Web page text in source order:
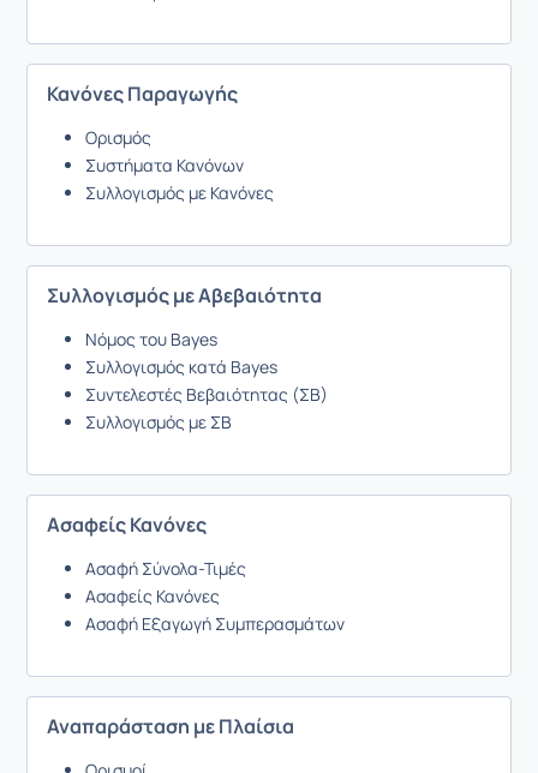
Κανόνες Παραγωγής
Ορισμός
Συστήματα Κανόνων
Συλλογισμός με Κανόνες
Συλλογισμός με Αβεβαιότητα
Νόμος του Bayes
Συλλογισμός κατά Bayes
Συντελεστές Βεβαιότητας (ΣΒ)
Συλλογισμός με ΣΒ
Ασαφείς Κανόνες
Ασαφή Σύνολα-Τιμές
Ασαφείς Κανόνες
Ασαφή Εξαγωγή Συμπερασμάτων
Αναπαράσταση με Πλαίσια